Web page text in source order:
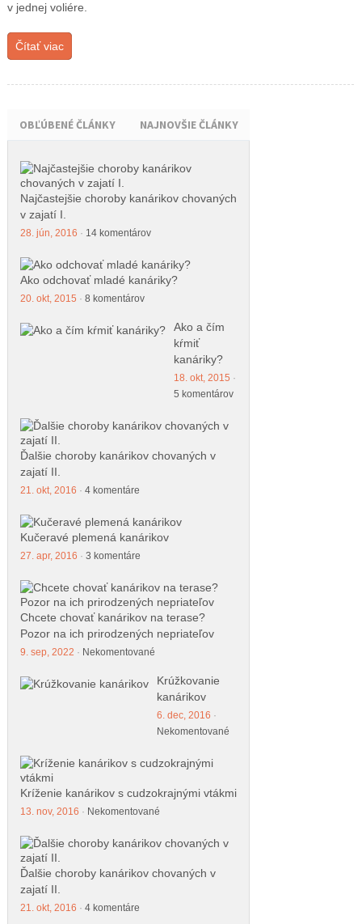
v jednej voliére.
Čítať viac
OBĽÚBENÉ ČLÁNKY NAJNOVŠIE ČLÁNKY
Najčastejšie choroby kanárikov chovaných
v zajatí I.
28. jún, 2016 · 14 komentárov
Ako odchovať mladé kanáriky?
20. okt, 2015 · 8 komentárov
Ako a čím
kŕmiť
kanáriky?
18. okt, 2015 ·
5 komentárov
Ďalšie choroby kanárikov chovaných v
zajatí II.
21. okt, 2016 · 4 komentáre
Kučeravé plemená kanárikov
27. apr, 2016 · 3 komentáre
Chcete chovať kanárikov na terase?
Pozor na ich prirodzených nepriateľov
9. sep, 2022 · Nekomentované
Krúžkovanie
kanárikov
6. dec, 2016 ·
Nekomentované
Kríženie kanárikov s cudzokrajnými vtákmi
13. nov, 2016 · Nekomentované
Ďalšie choroby kanárikov chovaných v
zajatí II.
21. okt, 2016 · 4 komentáre